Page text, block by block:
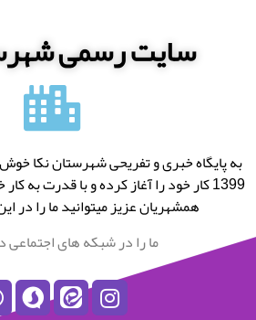
سایت رسمی
به پایگاه خبری و تفریحی شهرستان نکا
1399 کار خود را آغاز کرده و با قدرت به
همشهریان عزیز میتوانید ما را در
ما را در شبکه های اجتماعی